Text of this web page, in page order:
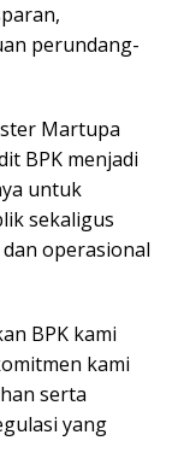
perundang-
Martupa
BPK menjadi
untuk
sekaligus
operasional
BPK kami
kami
serta
yang